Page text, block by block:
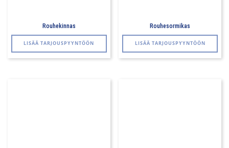
Rouhekinnas
LISÄÄ TARJOUSPYYNTÖÖN
Rouhesormikas
LISÄÄ TARJOUSPYYNTÖÖN